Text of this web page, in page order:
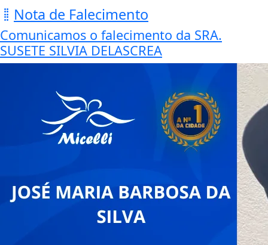
Nota de Falecimento
Comunicamos o falecimento da SRA.
SUSETE SILVIA DELASCREA